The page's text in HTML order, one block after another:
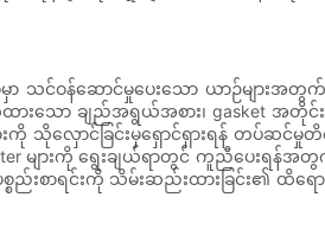
သင်ဝန်ဆောင်မှုပေးသော ယာဉ်များအတွ
းသော ချည်အရွယ်အစား၊ gasket အတိုင်း
လှောင်ခြင်းမှရှောင်ရှားရန် တပ်ဆင်မှု
းကို ရွေးချယ်ရာတွင် ကူညီပေးရန်အတွက်
းစာရင်းကို သိမ်းဆည်းထားခြင်း၏ ထိရ